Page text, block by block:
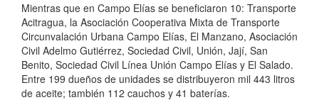
Mientras que en Campo Elías se beneficiaron 10: Transporte
Acitragua, la Asociación Cooperativa Mixta de Transporte
Circunvalación Urbana Campo Elías, El Manzano, Asociación
Civil Adelmo Gutiérrez, Sociedad Civil, Unión, Jají, San
Benito, Sociedad Civil Línea Unión Campo Elías y El Salado.
Entre 199 dueños de unidades se distribuyeron mil 443 litros
de aceite; también 112 cauchos y 41 baterías.